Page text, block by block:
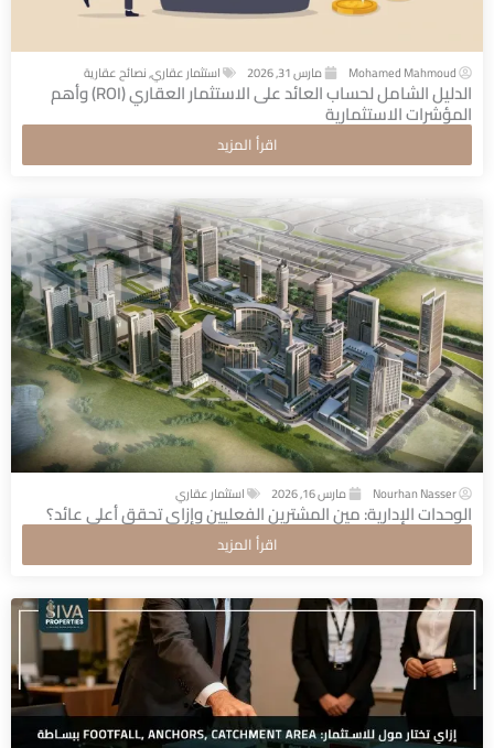
Mohamed Mahmoud مارس 31, 2026 استثمار عقاري,نصائح عقارية
الدليل الشامل لحساب العائد على الاستثمار العقاري (ROI) وأهم
المؤشرات الاستثمارية
اقرأ المزيد
Nourhan Nasser مارس 16, 2026 استثمار عقاري
الوحدات الإدارية: مين المشترين الفعليين وإزاي تحقق أعلى عائد؟
اقرأ المزيد